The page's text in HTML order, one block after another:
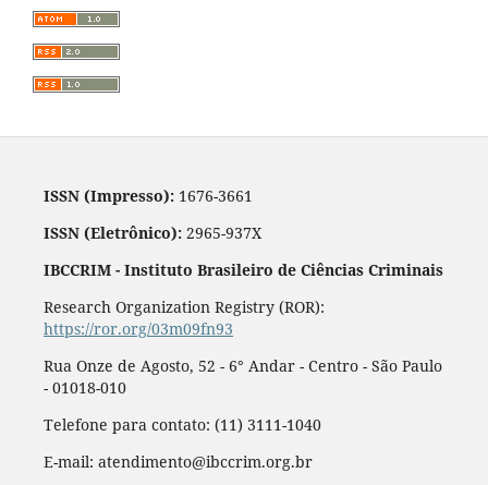
ISSN (Impresso):1676-3661
ISSN (Eletrônico):2965-937X
IBCCRIM - Instituto Brasileiro de Ciências Criminais
Research Organization Registry (ROR):
https://ror.org/03m09fn93
Rua Onze de Agosto, 52 - 6° Andar - Centro - São Paulo
- 01018-010
Telefone para contato: (11) 3111-1040
E-mail: atendimento@ibccrim.org.br